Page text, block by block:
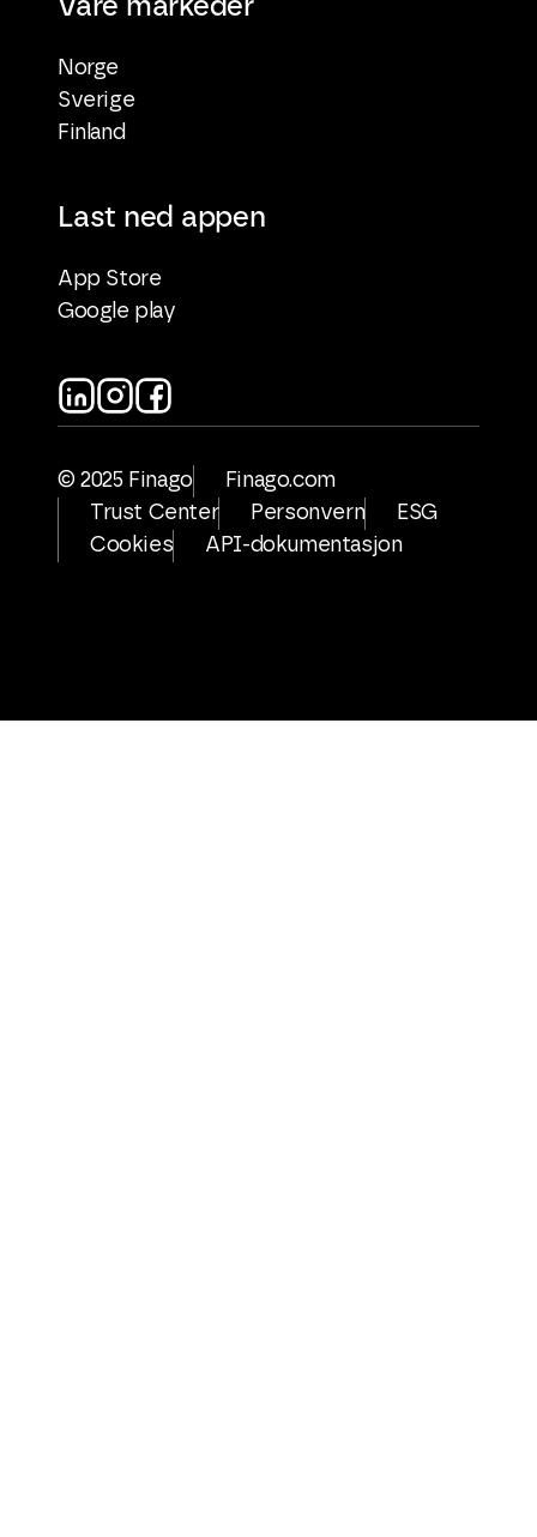
Norge
Sverige
Finland
Last ned appen
App Store
Google play
© 2025 Finago
Finago.com
Trust Center
Personvern
ESG
Cookies
API-dokumentasjon